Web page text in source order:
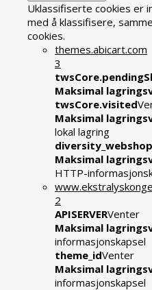
Uklassifiserte cookies er
med å klassifisere,
cookies.
themes.abicart.com
3
Maksimal
twsCore.visited
Maksimal
lokal lagring
Maksimal
HTTP-
2
APISERVERVenter
Maksimal
informasjonskapsel
theme_idVenter
Maksimal
informasjonskapsel